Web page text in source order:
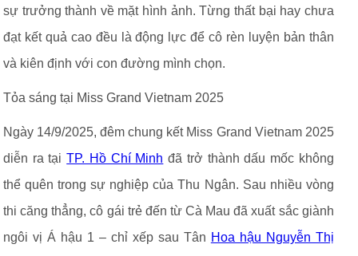
sự trưởng thành về mặt hình ảnh. Từng thất bại hay chưa
đạt kết quả cao đều là động lực để cô rèn luyện bản thân
và kiên định với con đường mình chọn.
Tỏa sáng tại Miss Grand Vietnam 2025
Ngày 14/9/2025, đêm chung kết Miss Grand Vietnam 2025
diễn ra tạiTP. Hồ Chí Minh đã trở thành dấu mốc không
thể quên trong sự nghiệp của Thu Ngân. Sau nhiều vòng
thi căng thẳng, cô gái trẻ đến từ Cà Mau đã xuất sắc giành
ngôi vị Á hậu 1 – chỉ xếp sau Tân Hoa hậu Nguyễn Thị